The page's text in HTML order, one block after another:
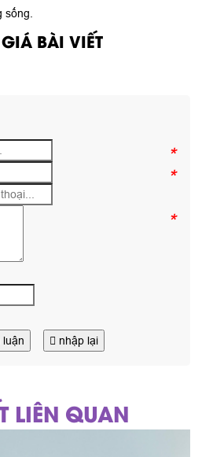
sống.
BÀI VIẾT
*
*
*
nhập lại
LIÊN QUAN